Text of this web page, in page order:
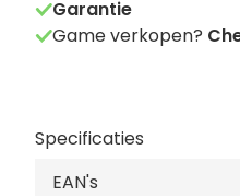
Garantie
Game verkopen?
Specificaties
EAN's